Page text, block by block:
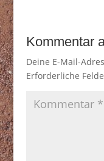
Kommentar
Deine E-Mail-
Erforderliche